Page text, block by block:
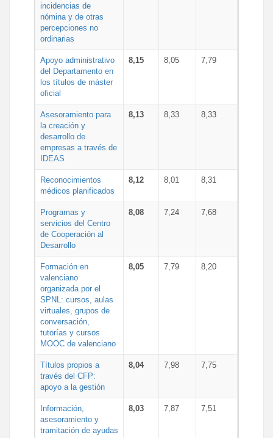
incidencias de
nómina y de otras
percepciones no
ordinarias
Apoyo administrativo
del Departamento en
los títulos de máster
oficial
8,15 8,05 7,79
Asesoramiento para
la creación y
desarrollo de
empresas a través de
IDEAS
8,13 8,33 8,33
Reconocimientos
médicos planificados
8,12 8,01 8,31
Programas y
servicios del Centro
de Cooperación al
Desarrollo
8,08 7,24 7,68
Formación en
valenciano
organizada por el
SPNL: cursos, aulas
virtuales, grupos de
conversación,
tutorías y cursos
MOOC de valenciano
8,05 7,79 8,20
Títulos propios a
través del CFP:
apoyo a la gestión
8,04 7,98 7,75
Información,
asesoramiento y
tramitación de ayudas
8,03 7,87 7,51